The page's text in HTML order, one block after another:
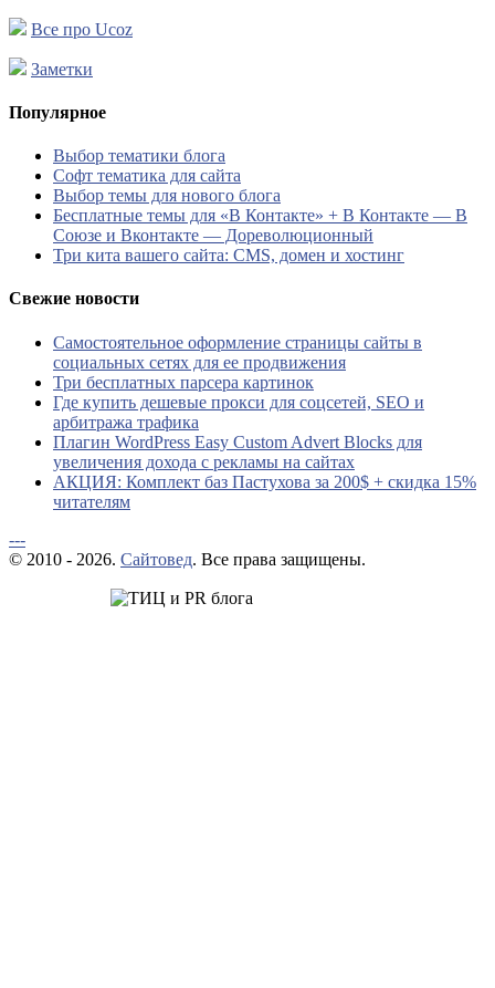
Все про Ucoz
Заметки
Популярное
Выбор тематики блога
Софт тематика для сайта
Выбор темы для нового блога
Бесплатные темы для «В Контакте» + В Контакте — В
Союзе и Вконтакте — Дореволюционный
Три кита вашего сайта: CMS, домен и хостинг
Свежие новости
Самостоятельное оформление страницы сайты в
социальных сетях для ее продвижения
Три бесплатных парсера картинок
Где купить дешевые прокси для соцсетей, SEO и
арбитража трафика
Плагин WordPress Easy Custom Advert Blocks для
увеличения дохода с рекламы на сайтах
АКЦИЯ: Комплект баз Пастухова за 200$ + скидка 15%
читателям
---
© 2010 - 2026. Сайтовед. Все права защищены.